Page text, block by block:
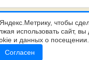
Калининград |+7 (4012)
Больничная 24,
чтобы
использовать сайт, вы
и данных о посещении.
Согласен